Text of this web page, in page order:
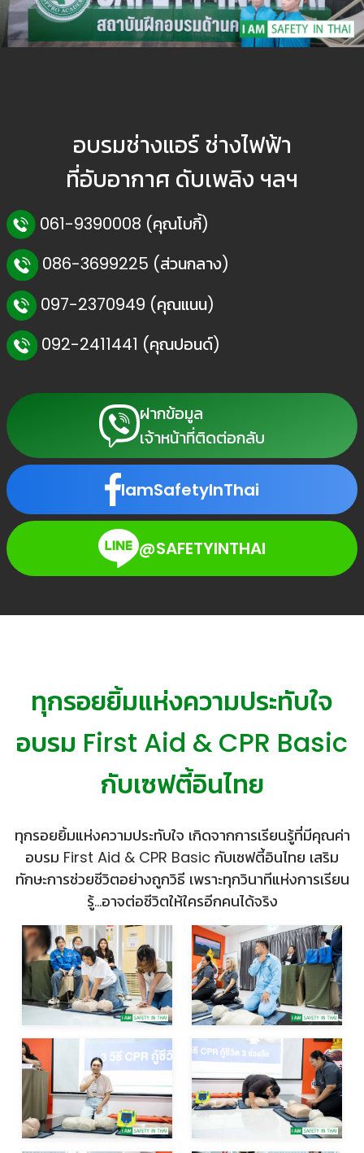
อบรมช่างแอร์ ช่างไฟฟ้า
ที่อับอากาศ ดับเพลิง ฯลฯ
061-9390008 (คุณโบกี้)
086-3699225 (ส่วนกลาง)
097-2370949 (คุณแนน)
092-2411441 (คุณปอนด์)
ฝากข้อมูล
เจ้าหน้าที่ติดต่อกลับ
IamSafetyInThai
@SAFETYINTHAI
ทุกรอยยิ้มแห่งความประทับใจ
อบรม First Aid & CPR Basic
ทุกรอยยิ้มแห่งความประทับใจ เกิดจากการเรียนรู้ที่มีคุณค่า
อบรม First Aid & CPR Basic กับเซฟตี้อินไทย เสริม
ทักษะการช่วยชีวิตอย่างถูกวิธี เพราะทุกวินาทีแห่งการเรียน
รู้...อาจต่อชีวิตให้ใครอีกคนได้จริง